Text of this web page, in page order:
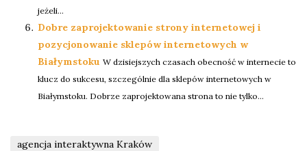
jeżeli...
Dobre zaprojektowanie strony internetowej i
pozycjonowanie sklepów internetowych w
Białymstoku W dzisiejszych czasach obecność w internecie to
klucz do sukcesu, szczególnie dla sklepów internetowych w
Białymstoku. Dobrze zaprojektowana strona to nie tylko...
agencja interaktywna Kraków